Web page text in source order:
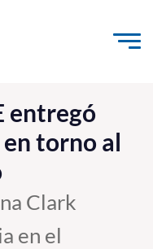
entregó
torno al
Clark
en el